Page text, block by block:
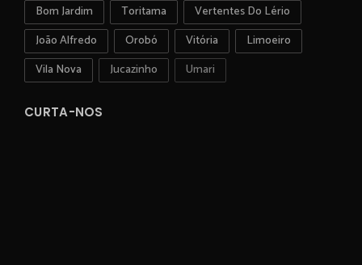
Bom Jardim
Toritama
Vertentes Do Lério
João Alfredo
Orobó Vitória
Limoeiro
Vila Nova
Jucazinho Umari
CURTA-NOS